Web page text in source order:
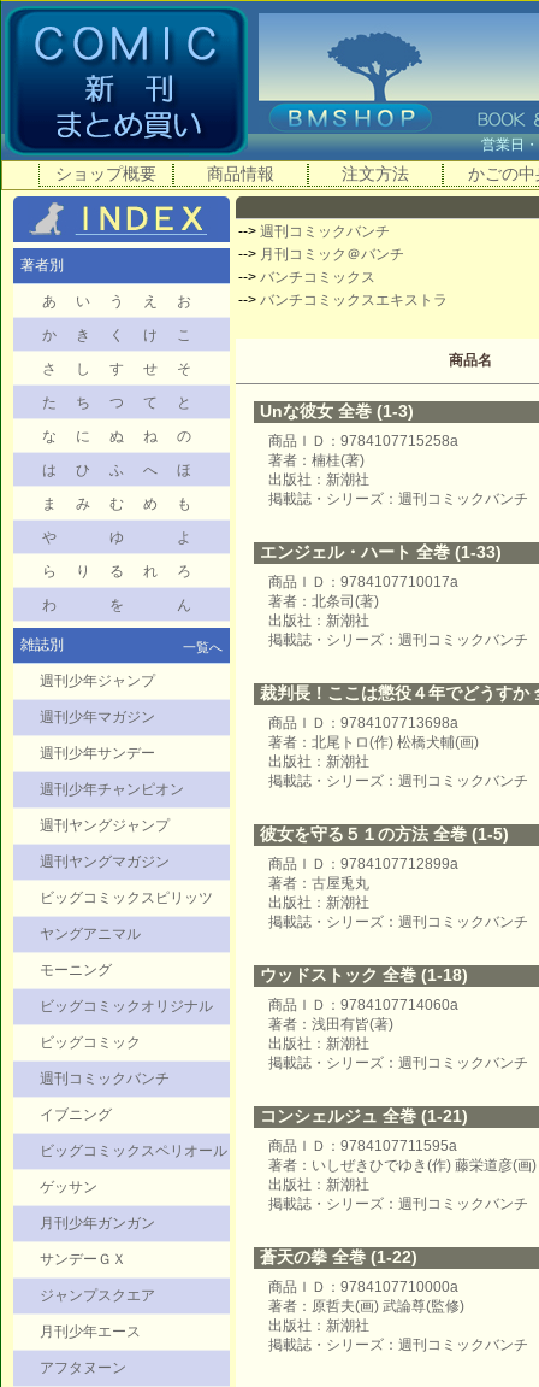
営業
ショップ概要 商品情報 注文方法 かごの中
著者別
あ い う え
お
か
き く け
こ
さ
し す せ
そ
た
ち つ て
と
な
に ぬ ね
の
は
ひ ふ へ
ほ
ま
み む め
も
や
ゆ
よ
ら
り る れ
ろ
わ
を ん
雑誌別 一覧へ
週刊少年ジャンプ
週刊少年マガジン
週刊少年サンデー
週刊少年チャンピオン
週刊ヤングジャンプ
週刊ヤングマガジン
ビッグコミックスピリッツ
ヤングアニマル
モーニング
ビッグコミックオリジナル
ビッグコミック
週刊コミックバンチ
イブニング
ビッグコミックスペリオール
ゲッサン
月刊少年ガンガン
サンデーＧＸ
ジャンプスクエア
月刊少年エース
アフタヌーン
--> 週刊コミックバンチ
--> 月刊コミック＠バンチ
--> バンチコミックス
--> バンチコミックスエキストラ
商品名
Unな彼女 全巻 (1-3)
商品ＩＤ：9784107715258a
著者：楠桂(著)
出版社：新潮社
掲載誌・シリーズ：週刊コミックバンチ
エンジェル・ハート 全巻 (1-33)
商品ＩＤ：9784107710017a
著者：北条司(著)
出版社：新潮社
掲載誌・シリーズ：週刊コミックバンチ
裁判長！ここは懲役４年でどうすか
商品ＩＤ：9784107713698a
著者：北尾トロ(作) 松橋犬輔(画)
出版社：新潮社
掲載誌・シリーズ：週刊コミックバンチ
彼女を守る５１の方法 全巻 (1-5)
商品ＩＤ：9784107712899a
著者：古屋兎丸
出版社：新潮社
掲載誌・シリーズ：週刊コミックバンチ
ウッドストック 全巻 (1-18)
商品ＩＤ：9784107714060a
著者：浅田有皆(著)
出版社：新潮社
掲載誌・シリーズ：週刊コミックバンチ
コンシェルジュ 全巻 (1-21)
商品ＩＤ：9784107711595a
著者：いしぜきひでゆき(作) 藤栄道彦(画)
出版社：新潮社
掲載誌・シリーズ：週刊コミックバンチ
蒼天の拳 全巻 (1-22)
商品ＩＤ：9784107710000a
著者：原哲夫(画) 武論尊(監修)
出版社：新潮社
掲載誌・シリーズ：週刊コミックバンチ